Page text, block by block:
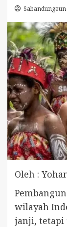
Sabandungeun
Oleh :
wilayah
janji, tetapi